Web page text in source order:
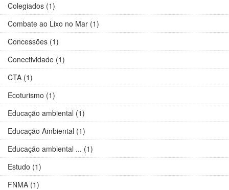
Colegiados (1)
Combate ao Lixo no Mar (1)
Concessões (1)
Conectividade (1)
CTA (1)
Ecoturismo (1)
Educação ambiental (1)
Educação Ambiental (1)
Educação ambiental ... (1)
Estudo (1)
FNMA (1)